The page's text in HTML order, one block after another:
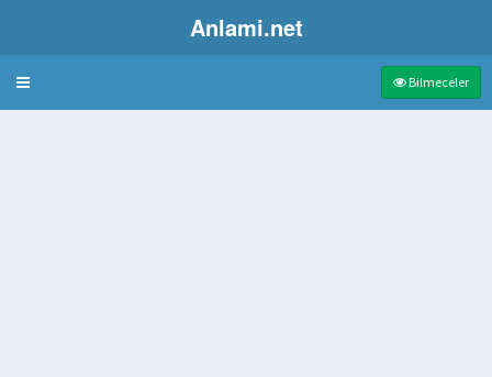
Anlami.net
Bulmaca Bilmeceler